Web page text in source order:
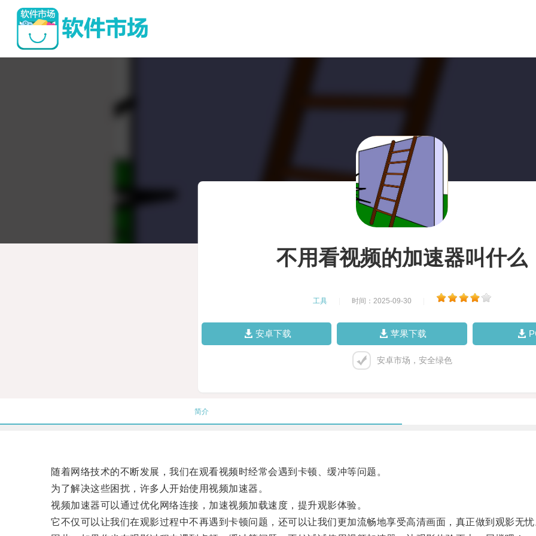
不用看视频的加速器叫什么
工具 时间：2025-09-30
安卓下载 苹果下载
安卓市场，安全绿色
简介
随着网络技术的不断发展，我们在观看视频时经常会遇到卡顿、缓冲等问题。
为了解决这些困扰，许多人开始使用视频加速器。
视频加速器可以通过优化网络连接，加速视频加载速度，提升观影体验。
它不仅可以让我们在观影过程中不再遇到卡顿问题，还可以让我们更加流畅地享受高清画面，真正做到观影无忧